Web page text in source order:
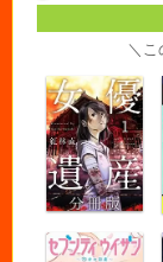
＼こ